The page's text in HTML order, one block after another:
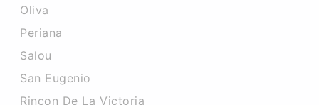
Oliva
Periana
Salou
San Eugenio
Rincon De La Victoria